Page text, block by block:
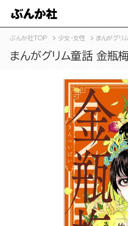
ぶんか社TOP 少女・女性 まんがグリ
まんがグリム童話 金瓶梅